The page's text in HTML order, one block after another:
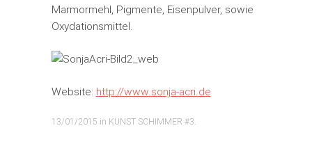
Marmormehl, Pigmente, Eisenpulver, sowie
Oxydationsmittel.
Website: http://www.sonja-acri.de
13/01/2015 in KUNST SCHIMMER #3